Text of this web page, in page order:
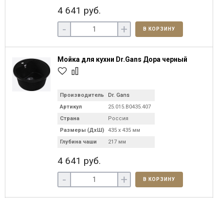
4 641 руб.
- + В КОРЗИНУ
Мойка для кухни Dr.Gans Дора черный
Производитель
Dr. Gans
Артикул
25.015.B0435.407
Страна
Россия
Размеры (ДхШ)
435 х 435 мм
Глубина чаши
217 мм
4 641 руб.
- + В КОРЗИНУ